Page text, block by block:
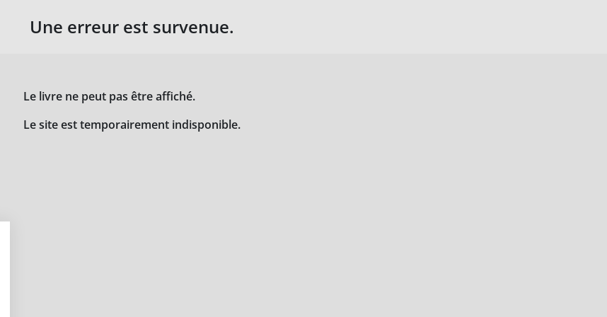
Une erreur est survenue.
Le livre ne peut pas être affiché.
Le site est temporairement indisponible.